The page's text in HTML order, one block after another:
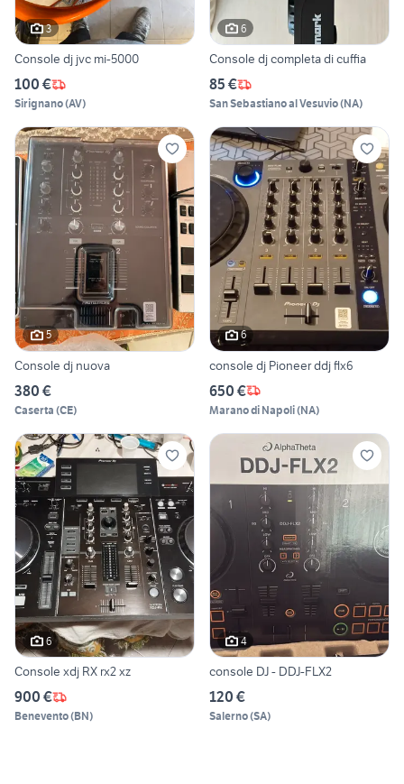
3
Console dj jvc mi-5000
100 €
Sirignano(AV)
6
Console dj completa di cuffia
85 €
San Sebastiano al Vesuvio(NA)
5
Console dj nuova
380 €
Caserta (CE)
6
console dj Pioneer ddj flx6
650 €
Marano di Napoli(NA)
6
Console xdj RX rx2 xz
900 €
Benevento(BN)
4
console DJ - DDJ-FLX2
120 €
Salerno(SA)